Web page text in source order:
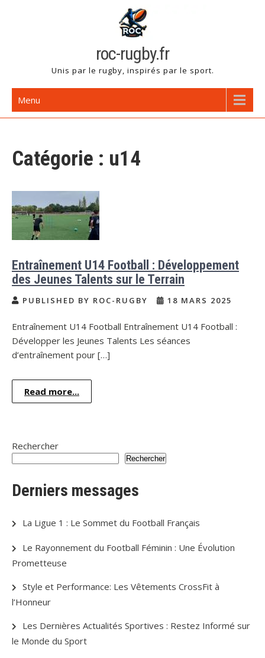
roc-rugby.fr
Unis par le rugby, inspirés par le sport.
Menu
Catégorie : u14
Entraînement U14 Football : Développement
des Jeunes Talents sur le Terrain
PUBLISHED BY ROC-RUGBY 18 MARS 2025
Entraînement U14 Football Entraînement U14 Football :
Développer les Jeunes Talents Les séances
d’entraînement pour […]
Read more...
Rechercher
Rechercher
Derniers messages
La Ligue 1 : Le Sommet du Football Français
Le Rayonnement du Football Féminin : Une Évolution
Prometteuse
Style et Performance: Les Vêtements CrossFit à
l’Honneur
Les Dernières Actualités Sportives : Restez Informé sur
le Monde du Sport